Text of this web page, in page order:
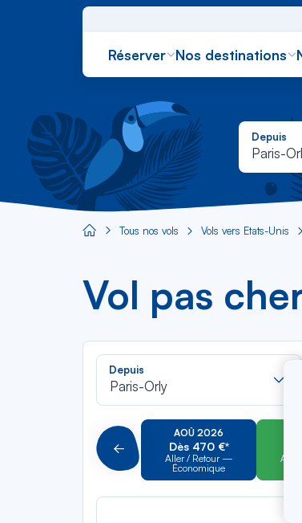
Réserver Nos destinations
Depuis
Paris-
Aircaraibes.com
Tous nos vols Vols vers États-Unis
Vol pas
Depuis
Paris-Orly
Précédent
AOÛ 2026
Dès 470 €*
Aller / Retour —
Économique
Aller